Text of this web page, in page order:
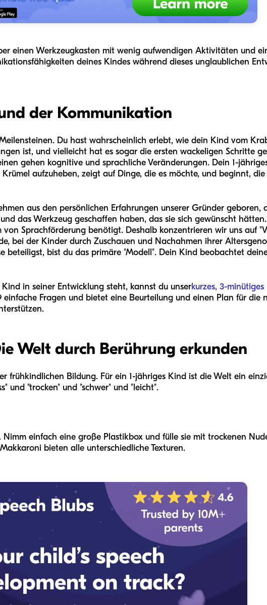
einen Werkzeugkasten mit wenig aufwendigen Aktivitäten und
deines Kindes während dieses unglaublichen
der Kommunikation
Du hast wahrscheinlich erlebt, wie dein Kind vom
ist, und vielleicht hat es sogar die ersten wackeligen Schritte
gehen kognitive und sprachliche Veränderungen. Dein 1-
aufzuheben, zeigt auf Dinge, die es möchte, und beginnt, die
aus den persönlichen Erfahrungen unserer Gründer geboren,
das Werkzeug geschaffen haben, das sie sich gewünscht
Sprachförderung benötigt. Deshalb konzentrieren wir uns auf
bei der Kinder durch Zuschauen und Nachahmen ihrer
beteiligst, bist du das primäre "Modell". Dein Kind beobachtet
in seiner Entwicklung steht, kannst du unserkurzes, 3-minütiges
einfache Fragen und bietet eine Beurteilung und einen Plan für die
Welt durch Berührung erkunden
frühkindlichen Bildung. Für ein 1-jähriges Kind ist die Welt ein
und "trocken" und "schwer" und "leicht".
Nimm einfach eine große Plastikbox und fülle sie mit trockenen
bieten alle unterschiedliche Texturen.